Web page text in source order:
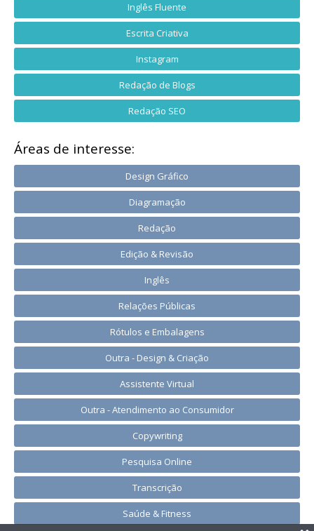
Inglês Fluente
Escrita Criativa
Instagram
Redação de Blogs
Redação SEO
Áreas de interesse:
Design Gráfico
Diagramação
Redação
Edição & Revisão
Inglês
Relações Públicas
Rótulos e Embalagens
Outra - Design & Criação
Assistente Virtual
Outra - Atendimento ao Consumidor
Copywriting
Pesquisa Online
Transcrição
Saúde & Fitness